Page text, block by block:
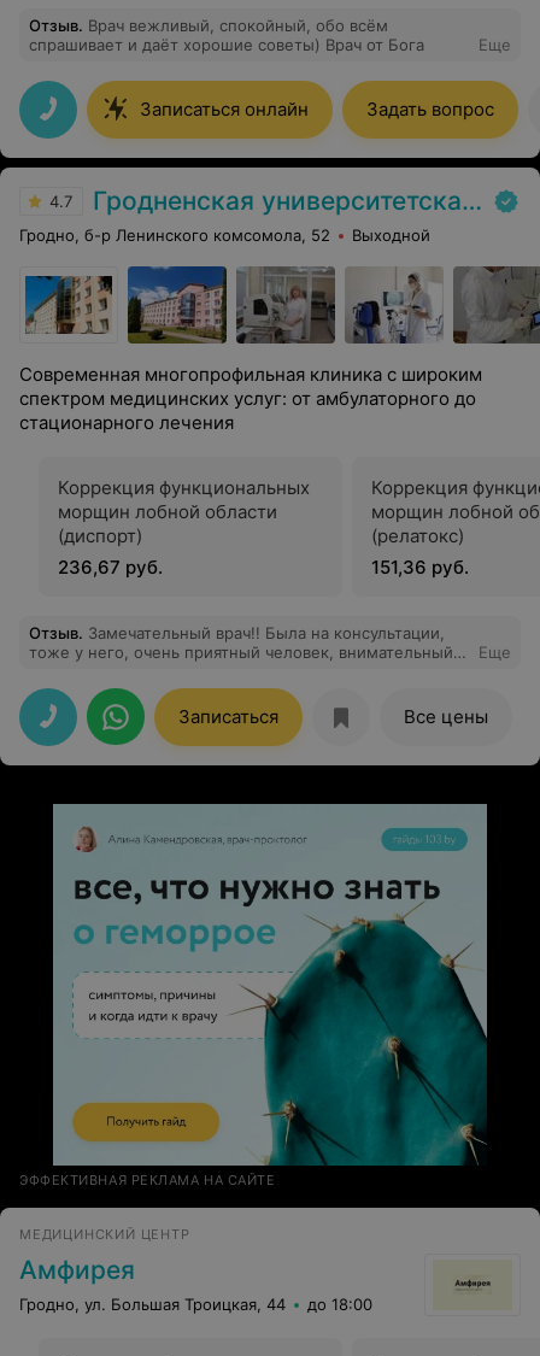
Отзыв. Врач вежливый, спокойный, обо всём
спрашивает и даёт хорошие советы) Врач от Бога
Еще
Записаться онлайн Задать вопрос
4.7 Гродненская университетская клиника
Гродно, б-р Ленинского комсомола, 52 Выходной
Современная многопрофильная клиника с широким
спектром медицинских услуг: от амбулаторного до
стационарного лечения
Коррекция функциональных
морщин лобной области
(диспорт)
236,67 руб.
Коррекция
морщин лобной
(релатокс)
151,36 руб.
Отзыв. Замечательный врач!! Была на консультации,
тоже у него, очень приятный человек, внимательный и
на грудь, прошла быстро, качественно и без всякого
чувства страха. Золотые руки. Огромная
благодарность Николаю Константиновичу!!! Побольше
бы таких специалистов.
Еще
Записаться Все цены
ЭФФЕКТИВНАЯ РЕКЛАМА НА САЙТЕ
МЕДИЦИНСКИЙ ЦЕНТР
Амфирея
Гродно, ул. Большая Троицкая, 44 до 18:00